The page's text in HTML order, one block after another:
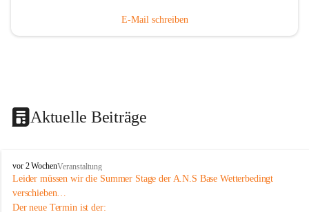
E-Mail schreiben
Aktuelle Beiträge
J
u
g
e
vor 2 WochenVeranstaltung
Leider müssen wir die Summer Stage der A.N.S Base Wetterbedingt
verschieben…
Der neue Termin ist der: